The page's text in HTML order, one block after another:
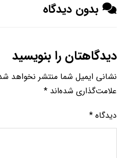
بدون دیدگاه
دیدگاهتان را بنویسید
نشانی ایمیل شما منتشر نخواهد
علامت‌گذاری شده‌اند*
دیدگاه*